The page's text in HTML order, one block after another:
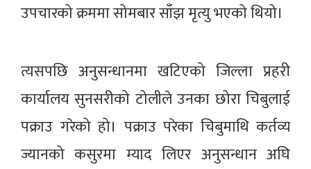
उपचारको क्रममा सोमबार साँझ मृत्यु भएको थियो।
त्यसपछि अनुसन्धानमा खटिएको जिल्ला प्रहरी
कार्यालय सुनसरीको टोलीले उनका छोरा चिबुलाई
पक्राउ गरेको हो। पक्राउ परेका चिबुमाथि कर्तव्य
ज्यानको कसुरमा म्याद लिएर अनुसन्धान अघि